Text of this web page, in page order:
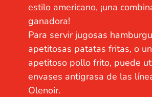
estilo americano, ¡una
ganadora!
Para servir jugosas
apetitosas patatas fritas, o
apetitoso pollo frito, puede
envases antigrasa de las
Olenoir.